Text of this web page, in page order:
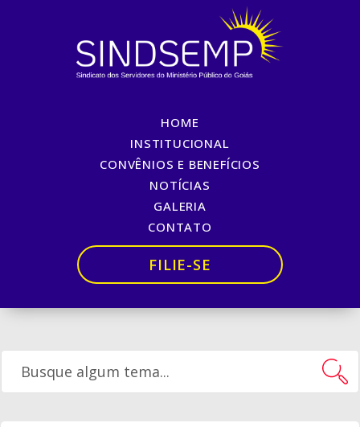
HOME
INSTITUCIONAL
CONVÊNIOS E BENEFÍCIOS
NOTÍCIAS
GALERIA
CONTATO
FILIE-SE
FELIZ NATAL, BOAS
FESTAS E UM PRÓSPERO
ANO NOVO
FELIZ NATAL, BOAS FESTAS E UM PRÓSPERO ANO